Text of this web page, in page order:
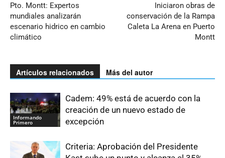
Pto. Montt: Expertos
mundiales analizarán
escenario hidrico en cambio
climático
Iniciaron obras de
conservación de la Rampa
Caleta La Arena en Puerto
Montt
Artículos relacionados Más del autor
Informando
Primero
Cadem: 49% está de acuerdo con la
creación de un nuevo estado de
excepción
Criteria: Aprobación del Presidente